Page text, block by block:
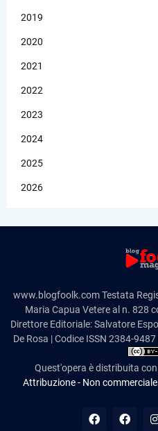
2019
2020
2021
2022
2023
2024
2025
2026
www.blogfoolk.com Testata
Maria Capua Vetere al n. 828
Direttore Editoriale: Salvatore
De Rosa | Codice ISSN 2384-
Quest'opera è distribuita
Attribuzione - Non